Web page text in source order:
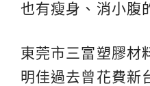
也有瘦身、消小腹
東莞市三富塑膠材
明佳過去曾花費新